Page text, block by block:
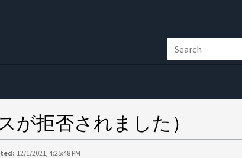
が拒否されました）
12/1/2021, 4:25:48 PM